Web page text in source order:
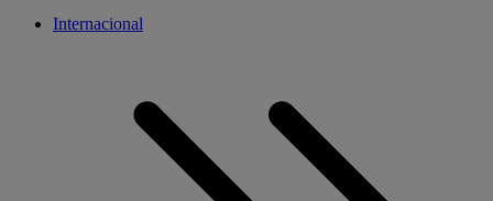
Internacional